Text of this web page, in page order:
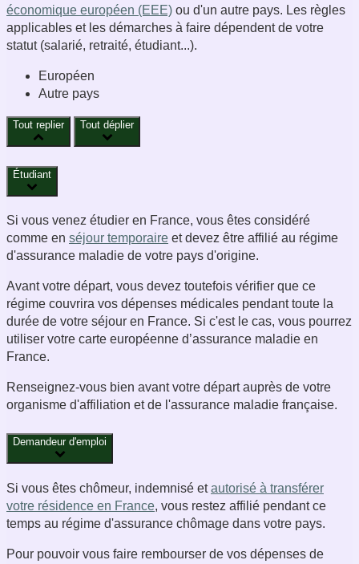
économique européen (EEE) ou d'un autre pays. Les règles
applicables et les démarches à faire dépendent de votre
statut (salarié, retraité, étudiant...).
Européen
Autre pays
Tout replier Tout déplier
Étudiant
Si vous venez étudier en France, vous êtes considéré
comme en séjour temporaire et devez être affilié au régime
d'assurance maladie de votre pays d'origine.
Avant votre départ, vous devez toutefois vérifier que ce
régime couvrira vos dépenses médicales pendant toute la
durée de votre séjour en France. Si c'est le cas, vous pourrez
utiliser votre carte européenne d’assurance maladie en
France.
Renseignez-vous bien avant votre départ auprès de votre
organisme d'affiliation et de l'assurance maladie française.
Demandeur d'emploi
Si vous êtes chômeur, indemnisé etautorisé à transférer
votre résidence en France, vous restez affilié pendant ce
temps au régime d'assurance chômage dans votre pays.
Pour pouvoir vous faire rembourser de vos dépenses de